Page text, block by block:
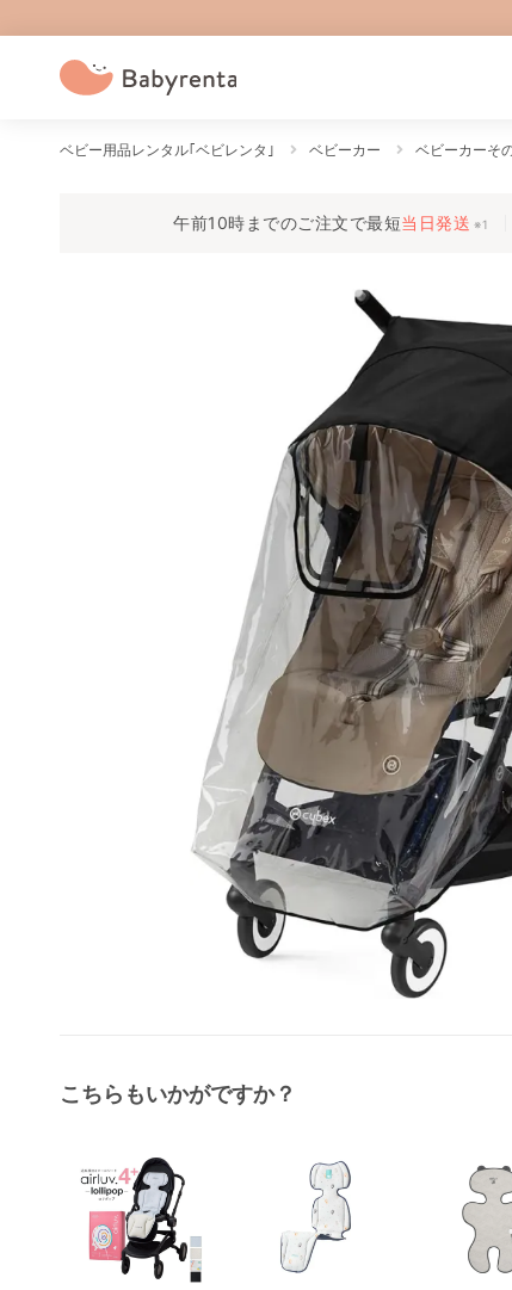
ベビー用品レンタル｢ベビレンタ｣ ベビーカー ベビーカーそ
午前10時までのご注文で最短当日発送 ※1
こちらもいかがですか？